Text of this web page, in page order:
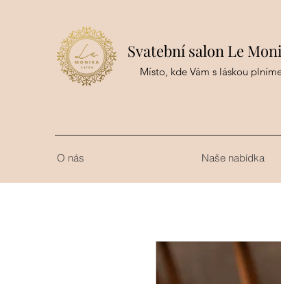
Svatební salon Le
Místo, kde Vám s láskou
O nás Naše nabídka